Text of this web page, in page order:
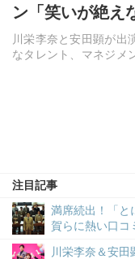
ン「笑いが絶え
川栄李奈と安田顕が
なタレント、マネジメ
注目記事
満席続出！「と
賀らに熱い口コ
川栄李奈＆安